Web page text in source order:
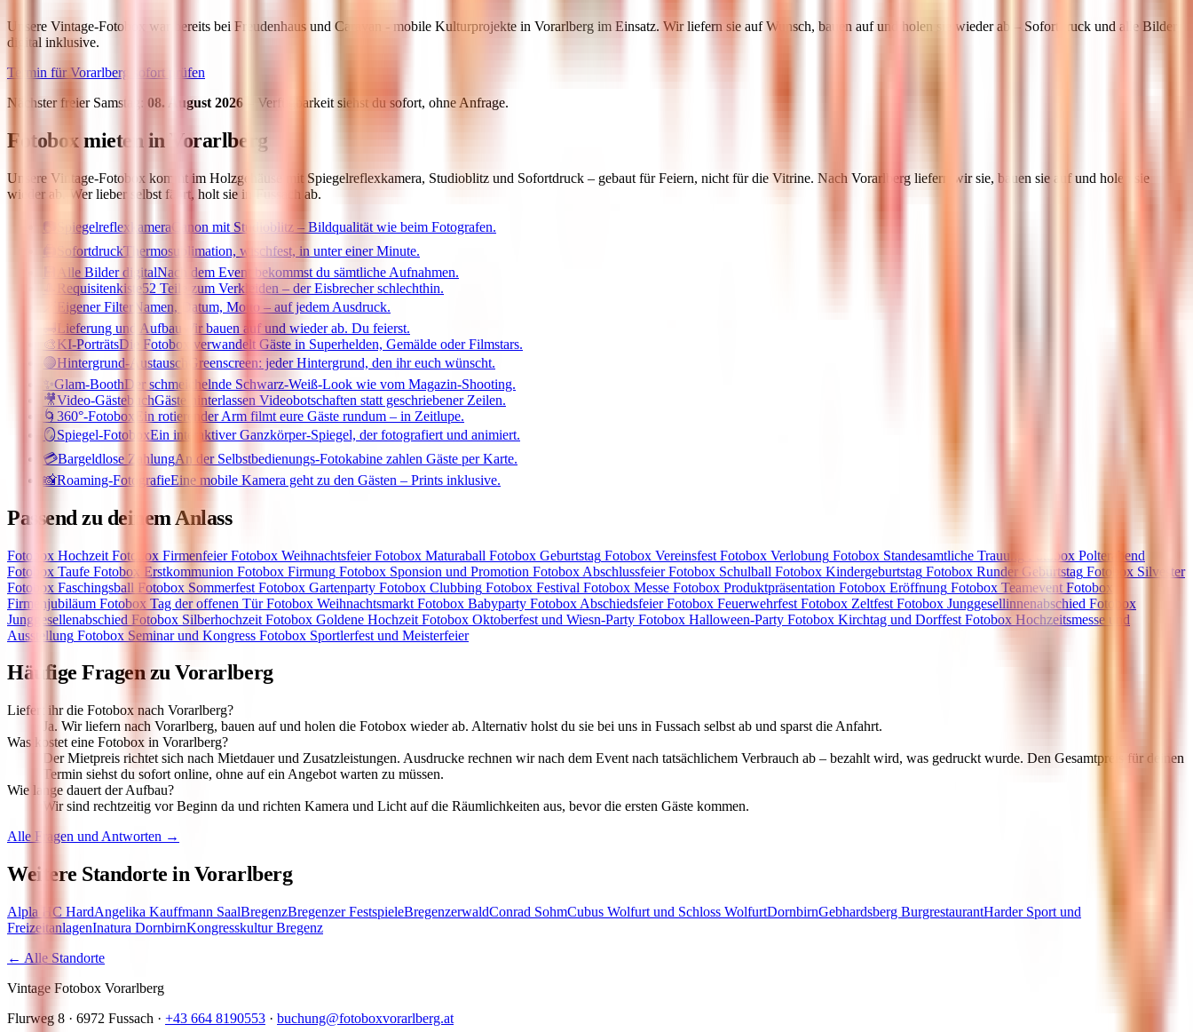
Unsere Vintage-Fotobox war bereits bei Freudenhaus und Caravan - mobile Kulturprojekte in Vorarlberg im Einsatz. Wir liefern sie auf Wunsch, bauen auf und holen sie wieder ab – Sofortdruck und alle Bilder
digital inklusive.
Termin für Vorarlberg
sofort prüfen
Nächster freier Samstag:
08. August 2026 – Verfügbarkeit siehst du sofort, ohne Anfrage.
Fotobox mieten in Vorarlberg
Unsere Vintage-Fotobox kommt im Holzgehäuse mit Spiegelreflexkamera, Studioblitz und Sofortdruck – gebaut für Feiern, nicht für die Vitrine. Nach Vorarlberg liefern wir sie, bauen sie auf und holen sie
wieder ab. Wer lieber selbst fährt, holt sie in Fussach ab.
📷 Spiegelreflexkamera Canon mit Studioblitz – Bildqualität wie beim Fotografen.
SofortdruckThermosublimation, wischfest, in unter einer Minute.
Alle Bilder digitalNach dem Event bekommst du sämtliche Aufnahmen.
Requisitenkiste52 Teile zum Verkleiden – der Eisbrecher schlechthin.
Eigener Filter Namen, Datum, Motto – auf jedem Ausdruck.
Lieferung und Aufbau
Wir bauen auf und wieder ab. Du feierst.
🎨KI-PorträtsDie Fotobox verwandelt Gäste in Superhelden, Gemälde oder Filmstars.
🟢Hintergrund-Austausch
Greenscreen: jeder Hintergrund, den ihr euch wünscht.
✨Glam-BoothDer schmeichelnde Schwarz-Weiß-Look wie vom Magazin-Shooting.
🎥Video-GästebuchGäste hinterlassen Videobotschaften statt geschriebener Zeilen.
🌀 360°-Fotobox
Ein rotierender Arm filmt eure Gäste rundum – in Zeitlupe.
🪞Spiegel-FotoboxEin interaktiver Ganzkörper-Spiegel, der fotografiert und animiert.
💳Bargeldlose ZahlungAn der Selbstbedienungs-Fotokabine zahlen Gäste per Karte.
📸Roaming-FotografieEine mobile Kamera geht zu den Gästen – Prints inklusive.
Passend zu deinem Anlass
Fotobox Hochzeit Fotobox Firmenfeier Fotobox Weihnachtsfeier Fotobox Maturaball Fotobox Geburtstag Fotobox Vereinsfest Fotobox Verlobung Fotobox Standesamtliche Trauung Fotobox Polterabend
Fotobox Taufe Fotobox Erstkommunion Fotobox Firmung Fotobox Sponsion und Promotion Fotobox Abschlussfeier Fotobox Schulball Fotobox Kindergeburtstag Fotobox Runder Geburtstag Fotobox Silvester
Fotobox Faschingsball Fotobox Sommerfest Fotobox Gartenparty Fotobox Clubbing Fotobox Festival Fotobox Messe Fotobox Produktpräsentation Fotobox Eröffnung Fotobox Teamevent Fotobox
Firmenjubiläum Fotobox Tag der offenen Tür Fotobox Weihnachtsmarkt Fotobox Babyparty Fotobox Abschiedsfeier Fotobox Feuerwehrfest Fotobox Zeltfest Fotobox Junggesellinnenabschied Fotobox
Junggesellenabschied Fotobox Silberhochzeit Fotobox Goldene Hochzeit Fotobox Oktoberfest und Wiesn-Party Fotobox Halloween-Party Fotobox Kirchtag und Dorffest Fotobox Hochzeitsmesse und
Ausstellung Fotobox Seminar und Kongress Fotobox Sportlerfest und Meisterfeier
Häufige Fragen zuVorarlberg
Liefert ihr die Fotobox nach Vorarlberg?
Ja. Wir liefern nach Vorarlberg, bauen auf und holen die Fotobox wieder ab. Alternativ holst du sie bei uns in Fussach selbst ab und sparst die Anfahrt.
Was kostet eine Fotobox in Vorarlberg?
Der Mietpreis richtet sich nach Mietdauer und Zusatzleistungen. Ausdrucke rechnen wir nach dem Event nach tatsächlichem Verbrauch ab – bezahlt wird, was gedruckt wurde. Den Gesamtpreis für deinen
Termin siehst du sofort online, ohne auf ein Angebot warten zu müssen.
Wie lange dauert der Aufbau?
Wir sind rechtzeitig vor Beginn da und richten Kamera und Licht auf die Räumlichkeiten aus, bevor die ersten Gäste kommen.
Alle Fragen und Antworten →
Weitere Standorte inVorarlberg
Alpla HC HardAngelika Kauffmann SaalBregenzBregenzer FestspieleBregenzerwaldConrad SohmCubus Wolfurt und Schloss WolfurtDornbirnGebhardsberg BurgrestaurantHarder Sport und
FreizeitanlagenInatura DornbirnKongresskultur Bregenz
← Alle Standorte
Vintage Fotobox Vorarlberg
Flurweg 8 · 6972 Fussach · +43 664 8190553 · buchung@fotoboxvorarlberg.at